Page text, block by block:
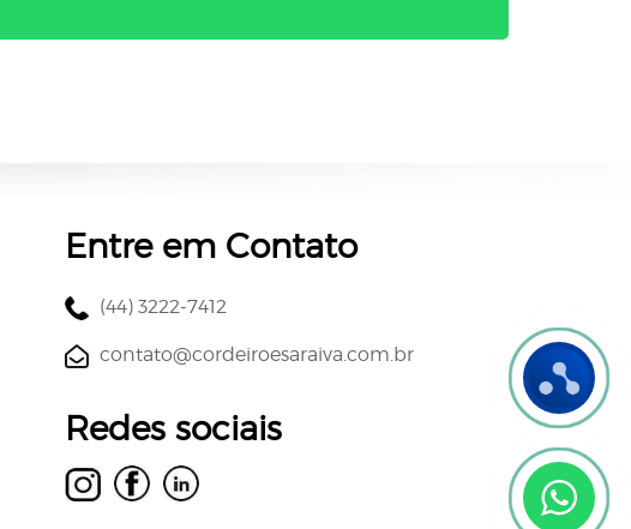
Entre em Contato
(44) 3222-7412
contato@cordeiroesaraiva.com.br
Redes sociais